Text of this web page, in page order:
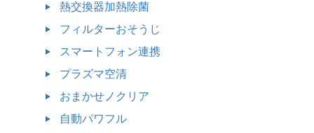
熱交換器加熱除菌
フィルターおそうじ
スマートフォン連携
プラズマ空清
おまかせノクリア
自動パワフル